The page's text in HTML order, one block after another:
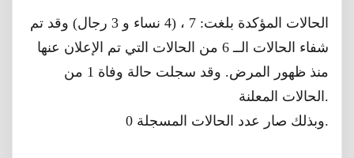
الحالات المؤكدة بلغت: 7 ، (4 نساء و 3 رجال) وقد تم
شفاء الحالات الــ 6 من الحالات التي تم الإعلان عنها
منذ ظهور المرض. وقد سجلت حالة وفاة 1 من
الحالات المعلنة.
وبذلك صار عدد الحالات المسجلة 0.